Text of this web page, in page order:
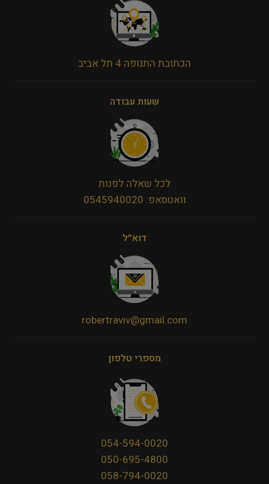
הכתובת התנופה 4 תל אביב
שעות עבודה
לכל שאלה לפנות
וואטסאפ: 0545940020
דוא״ל
robertraviv@gmail.com
מספרי טלפון
054-594-0020
050-695-4800
058-794-0020